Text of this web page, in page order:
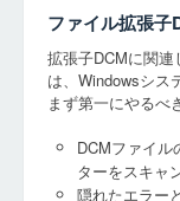
ファイル拡張子
拡張子DCMに関
は、Windowsシス
まず第一にやるべ
DCMファイル
ターをスキャ
隠れたエラー